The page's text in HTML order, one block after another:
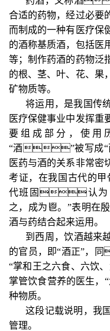
合适的药物，经过必要
而制成的一种有医疗保
的酒称基质酒，包括医
等；制作药酒的药物泛
的根、茎、叶、花、果
矿物质等。
将运用，是我国传
医疗保健事业中发挥重
要组成部分，使用
“酒”被写成“酉
医药与酒的关系非常密
考证，在我国古代的甲
代班固认为
之，成为鬯。”表明在
酒与药结合起来运用。
到西周，饮酒越
的官员，即“酒正”，
“掌和王之六食、六饮
掌管饮食营养的医生，
种物质。
这段记载说明，我
管理。